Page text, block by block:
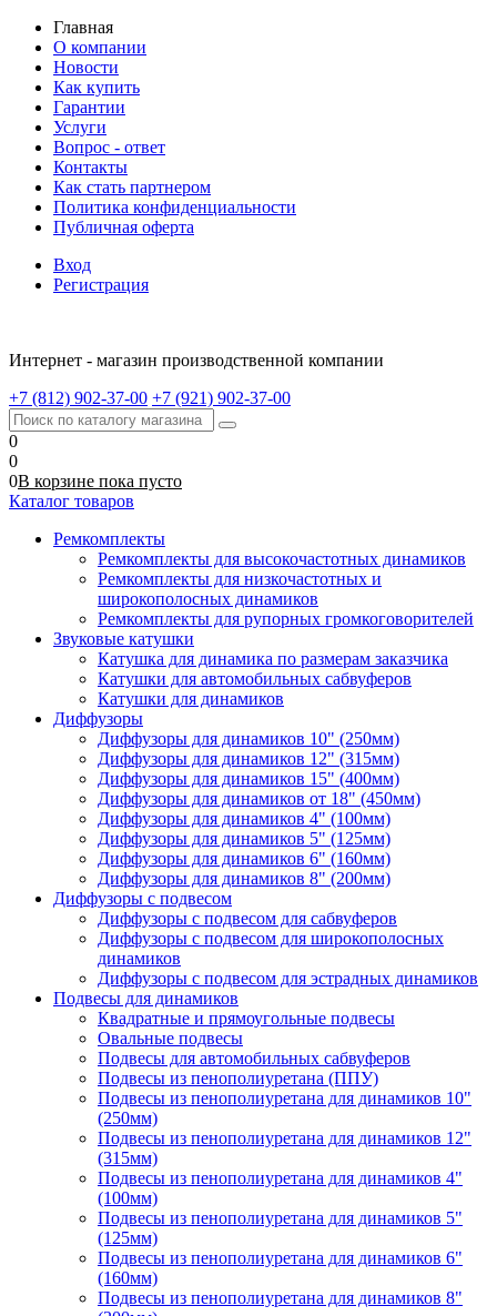
Главная
О компании
Новости
Как купить
Гарантии
Услуги
Вопрос - ответ
Контакты
Как стать партнером
Политика конфиденциальности
Публичная оферта
Вход
Регистрация
Интернет - магазин производственной компании
+7 (812) 902-37-00 +7 (921) 902-37-00
0
0
0В корзине пока пусто
Каталог товаров
Ремкомплекты
Ремкомплекты для высокочастотных динамиков
Ремкомплекты для низкочастотных и
широкополосных динамиков
Ремкомплекты для рупорных громкоговорителей
Звуковые катушки
Катушка для динамика по размерам заказчика
Катушки для автомобильных сабвуферов
Катушки для динамиков
Диффузоры
Диффузоры для динамиков 10" (250мм)
Диффузоры для динамиков 12" (315мм)
Диффузоры для динамиков 15" (400мм)
Диффузоры для динамиков от 18" (450мм)
Диффузоры для динамиков 4" (100мм)
Диффузоры для динамиков 5" (125мм)
Диффузоры для динамиков 6" (160мм)
Диффузоры для динамиков 8" (200мм)
Диффузоры с подвесом
Диффузоры с подвесом для сабвуферов
Диффузоры с подвесом для широкополосных
динамиков
Диффузоры с подвесом для эстрадных динамиков
Подвесы для динамиков
Квадратные и прямоугольные подвесы
Овальные подвесы
Подвесы для автомобильных сабвуферов
Подвесы из пенополиуретана (ППУ)
Подвесы из пенополиуретана для динамиков 10"
(250мм)
Подвесы из пенополиуретана для динамиков 12"
(315мм)
Подвесы из пенополиуретана для динамиков 4"
(100мм)
Подвесы из пенополиуретана для динамиков 5"
(125мм)
Подвесы из пенополиуретана для динамиков 6"
(160мм)
Подвесы из пенополиуретана для динамиков 8"